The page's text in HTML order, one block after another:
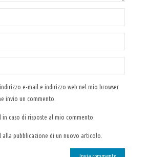
e-mail e indirizzo web nel mio browser
invio un commento.
caso di risposte al mio commento.
alla pubblicazione di un nuovo articolo.